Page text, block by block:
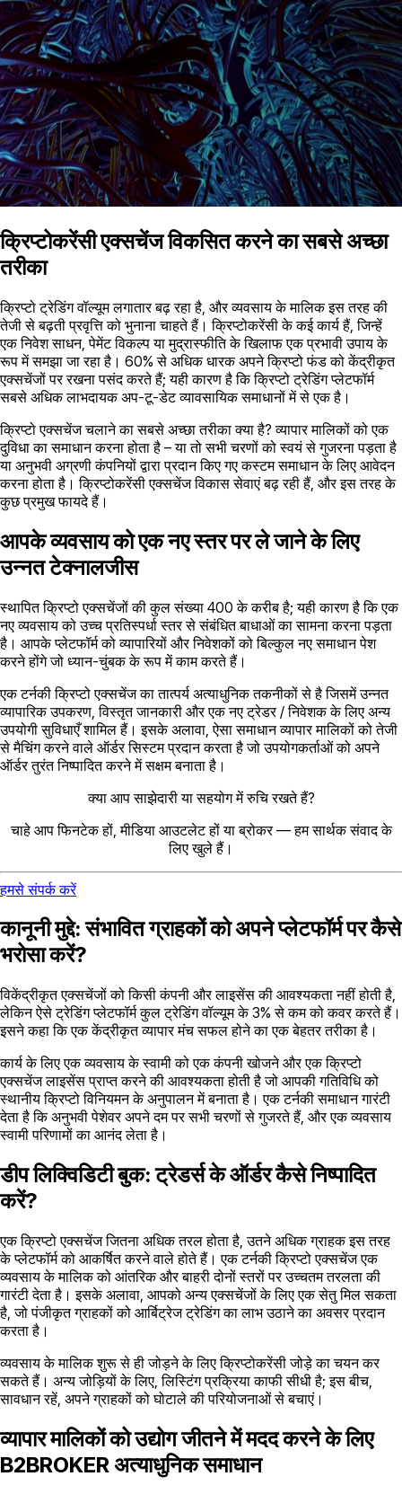
क्रिप्टोकरेंसी एक्सचेंज विकसित करने का सबसे अच्छा
तरीका
क्रिप्टो ट्रेडिंग वॉल्यूम लगातार बढ़ रहा है, और व्यवसाय के मालिक इस तरह की
तेजी से बढ़ती प्रवृत्ति को भुनाना चाहते हैं। क्रिप्टोकरेंसी के कई कार्य हैं, जिन्हें
एक निवेश साधन, पेमेंट विकल्प या मुद्रास्फीति के खिलाफ एक प्रभावी उपाय के
रूप में समझा जा रहा है। 60% से अधिक धारक अपने क्रिप्टो फंड को केंद्रीकृत
एक्सचेंजों पर रखना पसंद करते हैं; यही कारण है कि क्रिप्टो ट्रेडिंग प्लेटफॉर्म
सबसे अधिक लाभदायक अप-टू-डेट व्यावसायिक समाधानों में से एक है।
क्रिप्टो एक्सचेंज चलाने का सबसे अच्छा तरीका क्या है? व्यापार मालिकों को एक
दुविधा का समाधान करना होता है – या तो सभी चरणों को स्वयं से गुजरना पड़ता है
या अनुभवी अग्रणी कंपनियों द्वारा प्रदान किए गए कस्टम समाधान के लिए आवेदन
करना होता है। क्रिप्टोकरेंसी एक्सचेंज विकास सेवाएं बढ़ रही हैं, और इस तरह के
कुछ प्रमुख फायदे हैं।
आपके व्यवसाय को एक नए स्तर पर ले जाने के लिए
उन्नत टेक्नालजीस
स्थापित क्रिप्टो एक्सचेंजों की कुल संख्या 400 के करीब है; यही कारण है कि एक
नए व्यवसाय को उच्च प्रतिस्पर्धा स्तर से संबंधित बाधाओं का सामना करना पड़ता
है। आपके प्लेटफॉर्म को व्यापारियों और निवेशकों को बिल्कुल नए समाधान पेश
करने होंगे जो ध्यान-चुंबक के रूप में काम करते हैं।
एक टर्नकी क्रिप्टो एक्सचेंज का तात्पर्य अत्याधुनिक तकनीकों से है जिसमें उन्नत
व्यापारिक उपकरण, विस्तृत जानकारी और एक नए ट्रेडर / निवेशक के लिए अन्य
उपयोगी सुविधाएँ शामिल हैं। इसके अलावा, ऐसा समाधान व्यापार मालिकों को तेजी
से मैचिंग करने वाले ऑर्डर सिस्टम प्रदान करता है जो उपयोगकर्ताओं को अपने
ऑर्डर तुरंत निष्पादित करने में सक्षम बनाता है।
क्या आप साझेदारी या सहयोग में रुचि रखते हैं?
चाहे आप फिनटेक हों, मीडिया आउटलेट हों या ब्रोकर — हम सार्थक संवाद के
लिए खुले हैं।
हमसे संपर्क करें
कानूनी मुद्दे: संभावित ग्राहकों को अपने प्लेटफॉर्म पर कैसे
भरोसा करें?
विकेंद्रीकृत एक्सचेंजों को किसी कंपनी और लाइसेंस की आवश्यकता नहीं होती है,
लेकिन ऐसे ट्रेडिंग प्लेटफॉर्म कुल ट्रेडिंग वॉल्यूम के 3% से कम को कवर करते हैं।
इसने कहा कि एक केंद्रीकृत व्यापार मंच सफल होने का एक बेहतर तरीका है।
कार्य के लिए एक व्यवसाय के स्वामी को एक कंपनी खोजने और एक क्रिप्टो
एक्सचेंज लाइसेंस प्राप्त करने की आवश्यकता होती है जो आपकी गतिविधि को
स्थानीय क्रिप्टो विनियमन के अनुपालन में बनाता है। एक टर्नकी समाधान गारंटी
देता है कि अनुभवी पेशेवर अपने दम पर सभी चरणों से गुजरते हैं, और एक व्यवसाय
स्वामी परिणामों का आनंद लेता है।
डीप लिक्विडिटी बुक: ट्रेडर्स के ऑर्डर कैसे निष्पादित
करें?
एक क्रिप्टो एक्सचेंज जितना अधिक तरल होता है, उतने अधिक ग्राहक इस तरह
के प्लेटफॉर्म को आकर्षित करने वाले होते हैं। एक टर्नकी क्रिप्टो एक्सचेंज एक
व्यवसाय के मालिक को आंतरिक और बाहरी दोनों स्तरों पर उच्चतम तरलता की
गारंटी देता है। इसके अलावा, आपको अन्य एक्सचेंजों के लिए एक सेतु मिल सकता
है, जो पंजीकृत ग्राहकों को आर्बिट्रेज ट्रेडिंग का लाभ उठाने का अवसर प्रदान
करता है।
व्यवसाय के मालिक शुरू से ही जोड़ने के लिए क्रिप्टोकरेंसी जोड़े का चयन कर
सकते हैं। अन्य जोड़ियों के लिए, लिस्टिंग प्रक्रिया काफी सीधी है; इस बीच,
सावधान रहें, अपने ग्राहकों को घोटाले की परियोजनाओं से बचाएं।
व्यापार मालिकों को उद्योग जीतने में मदद करने के लिए
B2BROKER अत्याधुनिक समाधान